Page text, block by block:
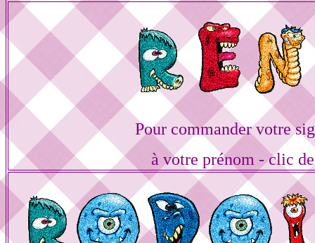
Pour commander votre
à votre prénom - clic